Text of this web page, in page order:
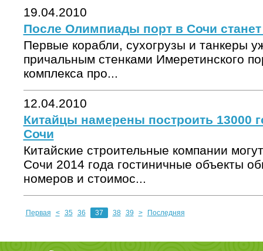
19.04.2010
После Олимпиады порт в Сочи
Первые корабли, сухогрузы и танкеры
причальным стенками Имеретинского
комплекса про...
12.04.2010
Китайцы намерены построить 13000
Сочи
Китайские строительные компании
Сочи 2014 года гостиничные объекты
номеров и стоимос...
Первая < 35 36 37 38 39 > Последняя